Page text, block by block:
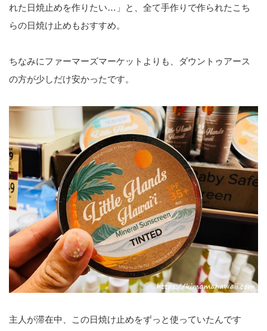
れた日焼止めを作りたい…」と、全て手作りで作られたこち
らの日焼け止めもおすすめ。
ちなみにファーマーズマーケットよりも、ダウントゥアース
の方が少しだけ安かったです。
主人が滞在中、この日焼け止めをずっと使っていたんです